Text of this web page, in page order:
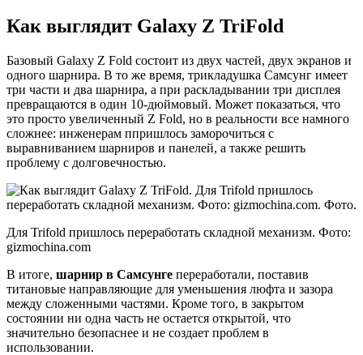
Как выглядит Galaxy Z TriFold
Базовый Galaxy Z Fold состоит из двух частей, двух экранов и
одного шарнира. В то же время, трикладушка Самсунг имеет
три части и два шарнира, а при раскладывании три дисплея
превращаются в один 10-дюймовый. Может показаться, что
это просто увеличенный Z Fold, но в реальности все намного
сложнее: инженерам ппришлось заморочиться с
выравниванием шарниров и панелей, а также решить
проблему с долговечностью.
Для Trifold пришлось переработать складной механизм. Фото:
gizmochina.com
В итоге, шарнир в Самсунге переработали, поставив
титановые направляющие для уменьшения люфта и зазора
между сложенными частями. Кроме того, в закрытом
состоянии ни одна часть не остается открытой, что
значительно безопаснее и не создает проблем в
использовании.